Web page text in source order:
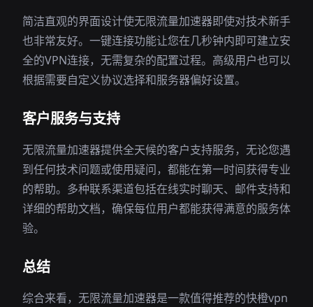
简洁直观的界面设计使无限流量加速器即使对技术新手
也非常友好。一键连接功能让您在几秒钟内即可建立安
全的VPN连接，无需复杂的配置过程。高级用户也可以
根据需要自定义协议选择和服务器偏好设置。
客户服务与支持
无限流量加速器提供全天候的客户支持服务，无论您遇
到任何技术问题或使用疑问，都能在第一时间获得专业
的帮助。多种联系渠道包括在线实时聊天、邮件支持和
详细的帮助文档，确保每位用户都能获得满意的服务体
验。
总结
综合来看，无限流量加速器是一款值得推荐的快橙vpn